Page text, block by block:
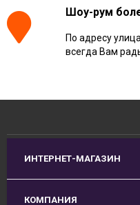
Шоу-рум
По адресу
всегда Вам
ИНТЕРНЕТ-МАГАЗИН
КОМПАНИЯ